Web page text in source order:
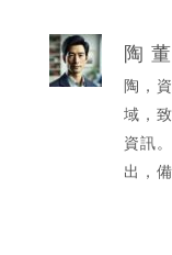
陶 董
陶，
域，
資訊
出，